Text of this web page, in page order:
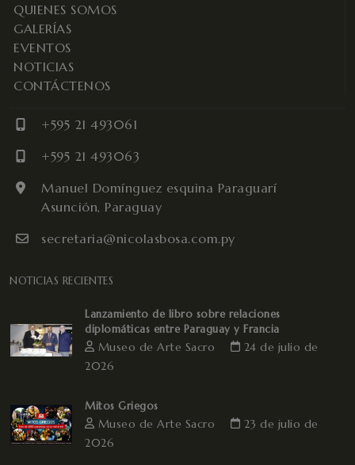
QUIENES SOMOS
GALERÍAS
EVENTOS
NOTICIAS
CONTÁCTENOS
+595 21 493061
+595 21 493063
Manuel Domínguez esquina Paraguarí
Asunción, Paraguay
secretaria@nicolasbosa.com.py
NOTICIAS RECIENTES
Lanzamiento de libro sobre relaciones
diplomáticas entre Paraguay y Francia
Museo de Arte Sacro
24 de julio de
2026
Mitos Griegos
Museo de Arte Sacro
23 de julio de
2026